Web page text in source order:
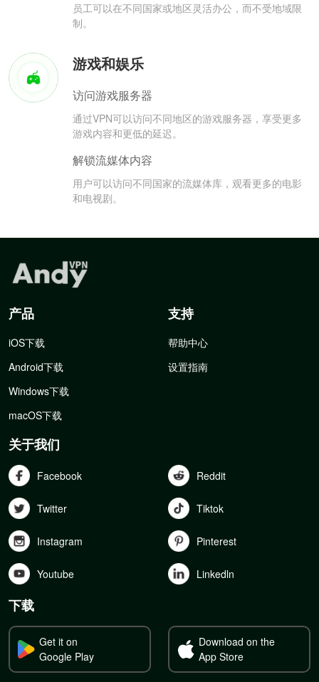
员工可以在不同国家或地区灵活办公，而不受地域限
制。
游戏和娱乐
访问游戏服务器
通过VPN可以访问不同地区的游戏服务器，享受更多
游戏内容和更低的延迟。
解锁流媒体内容
用户可以访问不同国家的流媒体库，观看更多的电影
和电视剧。
产品
iOS下载
Android下载
Windows下载
macOS下载
支持
帮助中心
设置指南
关于我们
Facebook Reddit
Twitter Tiktok
Instagram Pinterest
Youtube Linkedln
下载
Get it on
Google Play
Download on the
App Store